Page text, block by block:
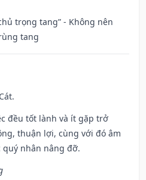
trọng tang” - Không nên
tang
đều tốt lành và ít gặp trở
thuận lợi, cùng với đó âm
nhân nâng đỡ.